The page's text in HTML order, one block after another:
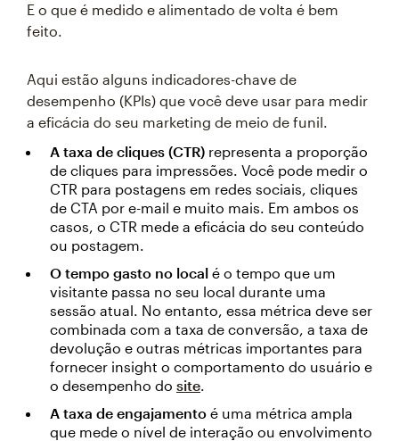
E o que é medido e alimentado de volta é bem
feito.
Aqui estão alguns indicadores-chave de
desempenho (KPIs) que você deve usar para medir
a eficácia do seu marketing de meio de funil.
A taxa de cliques (CTR) representa a proporção
de cliques para impressões. Você pode medir o
CTR para postagens em redes sociais, cliques
de CTA por e-mail e muito mais. Em ambos os
casos, o CTR mede a eficácia do seu conteúdo
ou postagem.
O tempo gasto no local é o tempo que um
visitante passa no seu local durante uma
sessão atual. No entanto, essa métrica deve ser
combinada com a taxa de conversão, a taxa de
devolução e outras métricas importantes para
fornecer insight o comportamento do usuário e
o desempenho do site.
A taxa de engajamento é uma métrica ampla
que mede o nível de interação ou envolvimento